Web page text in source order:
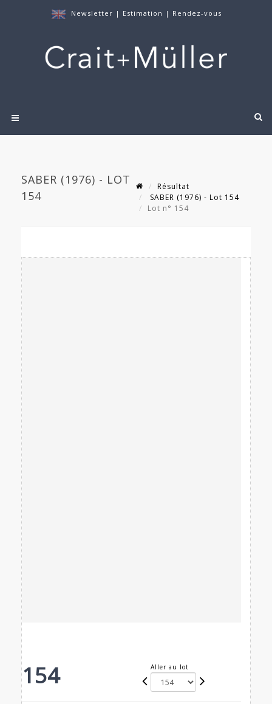
Newsletter | Estimation | Rendez-vous
SABER (1976) - LOT
154
Résultat
SABER (1976) - Lot 154
Lot n° 154
154 Aller au lot